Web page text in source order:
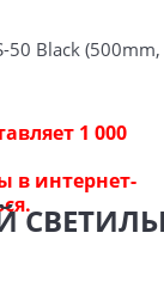
Black (500mm,
1 000
в интернет-